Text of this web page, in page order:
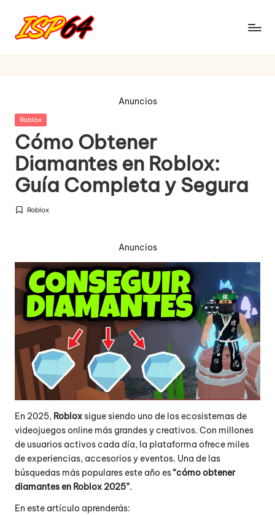
Saltar
contenido
I
S
6
4
Anuncios
Publicada
Roblox
Cómo Obtener
Diamantes en Roblox:
Guía Completa y Segura
Publicada
Roblox
Anuncios
En 2025, Robloxsigue siendo uno de los ecosistemas de
videojuegos online más grandes y creativos. Con millones
de usuarios activos cada día, la plataforma ofrece miles
de experiencias, accesorios y eventos. Una de las
búsquedas más populares este año es“cómo obtener
diamantes en Roblox 2025”.
En este artículo aprenderás: